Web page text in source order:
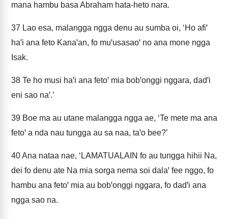
mana hambu basa Abraham hata-heto nara.
37 Lao esa, malangga ngga denu au sumba oi, ‘Ho afiꞌ
haꞌi ana feto Kanaꞌan, fo muꞌusasaoꞌ no ana mone ngga
Isak.
38 Te ho musi haꞌi ana fetoꞌ mia bobꞌonggi nggara, dadꞌi
eni sao naꞌ.’
39 Boe ma au utane malangga ngga ae, ‘Te mete ma ana
fetoꞌ a nda nau tungga au sa naa, taꞌo bee?’
40Ana nataa nae, ‘LAMATUALAIN fo au tungga hihii Na,
dei fo denu ate Na mia sorga nema soi dalaꞌ fee nggo, fo
hambu ana fetoꞌ mia au bobꞌonggi nggara, fo dadꞌi ana
ngga sao na.